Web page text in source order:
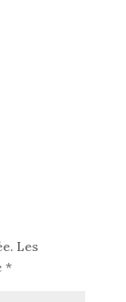
Les
*